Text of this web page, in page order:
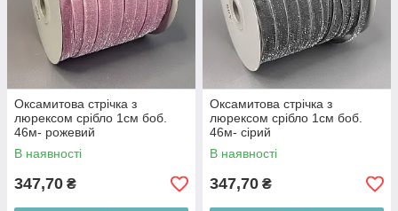
Оксамитова стрічка з
люрексом срібло 1см боб.
46м- рожевий
В наявності
347,70 ₴
Оксамитова стрічка з
люрексом срібло 1см боб.
46м- сірий
В наявності
347,70 ₴